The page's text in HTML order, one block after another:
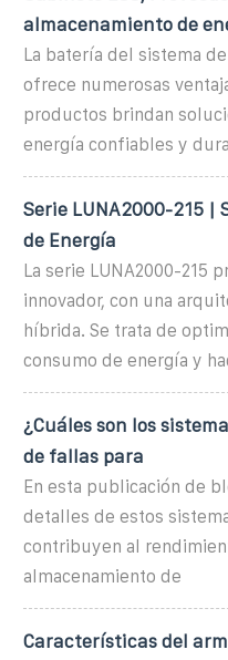
almacenamiento de
La batería del sistema
ofrece numerosas
productos brindan
energía confiables y
Serie LUNA2000-215 |
de Energía
La serie LUNA2000-215
innovador, con una
híbrida. Se trata de
consumo de energía y
¿Cuáles son los
de fallas para
En esta publicación de
detalles de estos
contribuyen al
almacenamiento de
Características del